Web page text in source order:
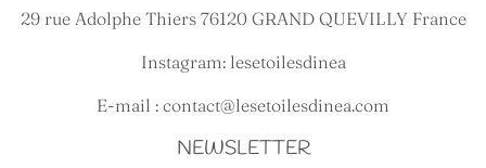
29 rue Adolphe Thiers 76120 GRAND QUEVILLY France
Instagram: lesetoilesdinea
E-mail : contact@lesetoilesdinea.com
NEWSLETTER